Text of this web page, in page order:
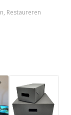
Restaureren